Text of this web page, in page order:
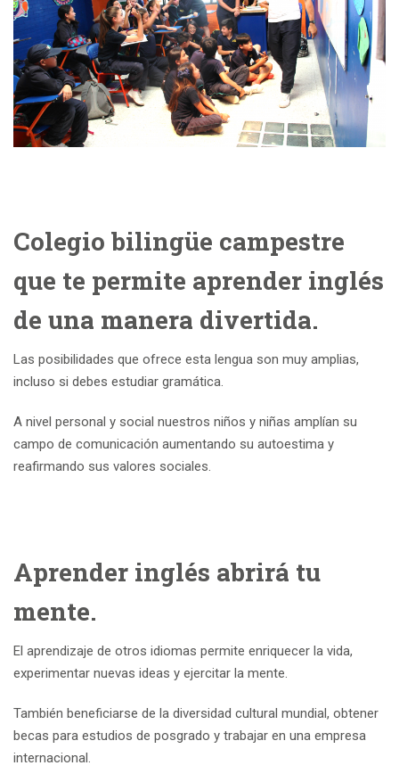
Colegio bilingüe campestre
que te permite aprender inglés
de una manera divertida.
Las posibilidades que ofrece esta lengua son muy amplias,
incluso si debes estudiar gramática.
A nivel personal y social nuestros niños y niñas amplían su
campo de comunicación aumentando su autoestima y
reafirmando sus valores sociales.
Aprender inglés abrirá tu
mente.
El aprendizaje de otros idiomas permite enriquecer la vida,
experimentar nuevas ideas y ejercitar la mente.
También beneficiarse de la diversidad cultural mundial, obtener
becas para estudios de posgrado y trabajar en una empresa
internacional.